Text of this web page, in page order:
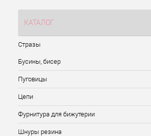
КАТАЛОГ
Стразы
Бусины, бисер
Пуговицы
Цепи
Фурнитура для бижутерии
Шнуры резина